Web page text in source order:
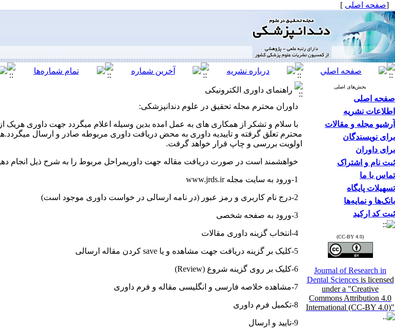
[صفحه اصلی ]
بخش‌های اصلی
صفحه اصلی
اطلاعات نشریه
آرشیو مجله و مقالات
برای نویسندگان
برای داوران
ثبت نام و اشتراک
تماس با ما
تسهیلات پایگاه
بانک‌ها و نمایه‌ها
ثبت کد ارکید
(CC-BY 4.0)
Journal of Research in
Dental Sciences is licensed
under a "Creative
Commons Attribution 4.0
International (CC-BY 4.0)"
راهنمای داوری الکترونیکی
داوران محترم مجله تحقیق در علوم دندانپزشکی:
محترم تعلق گرفته و تاییدیه داوری به محض دریافت داوری مربوطه صادر و ارسال
اولویت بررسی و چاپ قرار خواهد گرفت.
خواهشمند است در صورت دریافت مقاله جهت داوریمراحل مربوط را به شرح ذیل انجام